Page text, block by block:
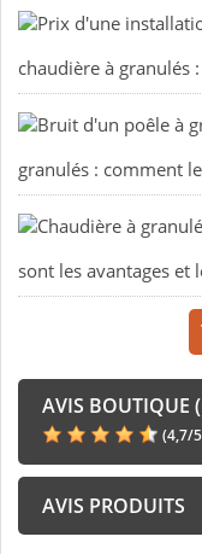
chaudière à granulés
granulés : comment
sont les avantages et
AVIS BOUTIQUE
(4,7/5
AVIS PRODUITS